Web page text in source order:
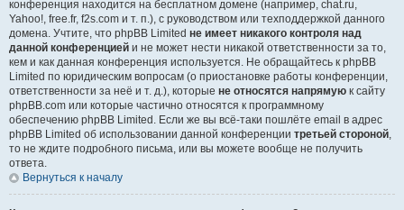
конференция находится на бесплатном домене (например, chat.ru,
Yahoo!, free.fr, f2s.com и т. п.), с руководством или техподдержкой данного
домена. Учтите, что phpBB Limited не имеет никакого контроля над
данной конференцией и не может нести никакой ответственности за то,
кем и как данная конференция используется. Не обращайтесь к phpBB
Limited по юридическим вопросам (о приостановке работы конференции,
ответственности за неё и т. д.), которые не относятся напрямую к сайту
phpBB.com или которые частично относятся к программному
обеспечению phpBB Limited. Если же вы всё-таки пошлёте email в адрес
phpBB Limited об использовании данной конференции третьей стороной,
то не ждите подробного письма, или вы можете вообще не получить
ответа.
Вернуться к началу